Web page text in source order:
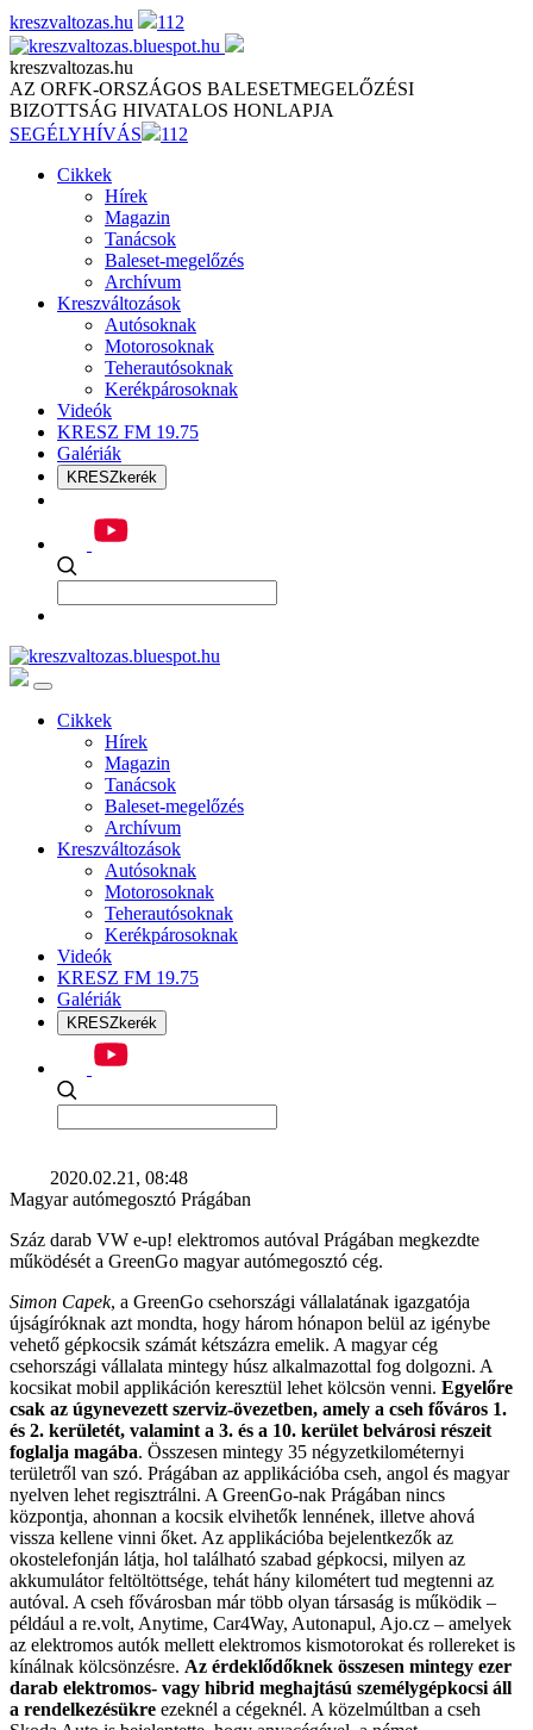
Skip
to
content
kreszvaltozas.hu 112
kreszvaltozas.hu
AZ ORFK-ORSZÁGOS BALESETMEGELŐZÉSI
BIZOTTSÁG HIVATALOS HONLAPJA
SEGÉLYHÍVÁS
112
Cikkek
Hírek
Magazin
Tanácsok
Baleset-megelőzés
Archívum
Kreszváltozások
Autósoknak
Motorosoknak
Teherautósoknak
Kerékpárosoknak
Videók
KRESZ FM 19.75
Galériák
KRESZkerék
Cikkek
Hírek
Magazin
Tanácsok
Baleset-megelőzés
Archívum
Kreszváltozások
Autósoknak
Motorosoknak
Teherautósoknak
Kerékpárosoknak
Videók
KRESZ FM 19.75
Galériák
KRESZkerék
2020.02.21, 08:48
Magyar autómegosztó Prágában
Száz darab VW e-up! elektromos autóval Prágában megkezdte
működését a GreenGo magyar autómegosztó cég.
Simon Capek, a GreenGo csehországi vállalatának igazgatója
újságíróknak azt mondta, hogy három hónapon belül az igénybe
vehető gépkocsik számát kétszázra emelik. A magyar cég
csehországi vállalata mintegy húsz alkalmazottal fog dolgozni. A
kocsikat mobil applikáción keresztül lehet kölcsön venni. Egyelőre
csak az úgynevezett szerviz-övezetben, amely a cseh főváros 1.
és 2. kerületét, valamint a 3. és a 10. kerület belvárosi részeit
foglalja magába. Összesen mintegy 35 négyzetkilométernyi
területről van szó. Prágában az applikációba cseh, angol és magyar
nyelven lehet regisztrálni. A GreenGo-nak Prágában nincs
központja, ahonnan a kocsik elvihetők lennének, illetve ahová
vissza kellene vinni őket. Az applikációba bejelentkezők az
okostelefonján látja, hol található szabad gépkocsi, milyen az
akkumulátor feltöltöttsége, tehát hány kilométert tud megtenni az
autóval. A cseh fővárosban már több olyan társaság is működik –
például a re.volt, Anytime, Car4Way, Autonapul, Ajo.cz – amelyek
az elektromos autók mellett elektromos kismotorokat és rollereket is
kínálnak kölcsönzésre. Az érdeklődőknek összesen mintegy ezer
darab elektromos- vagy hibrid meghajtású személygépkocsi áll
a rendelkezésükre ezeknél a cégeknél. A közelmúltban a cseh